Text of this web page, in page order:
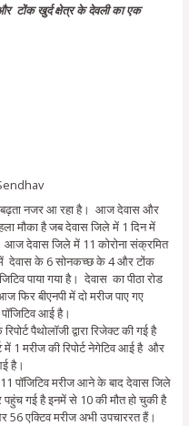
टोंक खुर्द क्षेत्र के देवली का एक
नजर आ रहा है। आज देवास और
मौका है जब देवास जिले में 1 दिन में
आज देवास जिले में 11 कोरोना संक्रमित
में देवास के 6 सोनकच्छ के 4 और टोंक
पाया गया है। देवास का पीठा रोड
फिर बीएनपी में दो मरीज पाए गए
आई है।
पैथोलॉजी द्वारा रिजेक्ट की गई है
में 1 मरीज की रिपोर्ट नेगेटिव आई है और
है।
पॉजिटिव मरीज आने के बाद देवास जिले
गई है इनमें से 10 की मौत हो चुकी है
एक्टिव मरीज अभी उपचाररत हैं।